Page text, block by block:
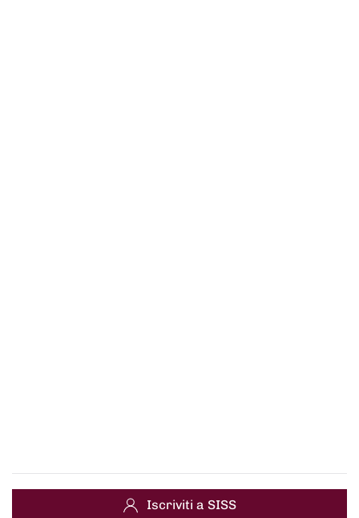
Iscriviti a SISS